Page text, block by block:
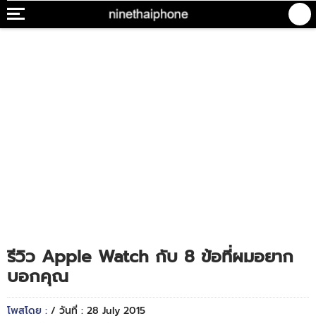
รีวิว Apple Watch กับ 8 ข้อที่ผมอยาก
บอกคุณ
โพสโดย : / วันที่ : 28 July 2015